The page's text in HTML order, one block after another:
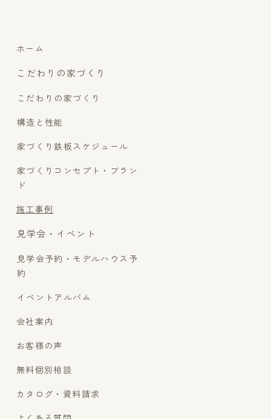
ホーム
こだわりの家づくり
こだわりの家づくり
構造と性能
家づくり鉄板スケジュール
家づくりコンセプト・ブラン
ド
施工事例
見学会・イベント
見学会予約・モデルハウス予
約
イベントアルバム
会社案内
無料個別相談
カタログ・資料請求
お客様の声